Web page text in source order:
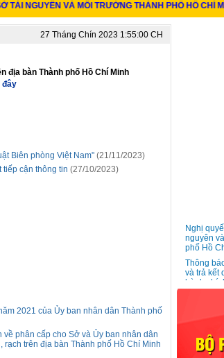
VÀ MÔI TRƯỜNG THÀNH PHỐ HỒ CHÍ MINH
27 Tháng Chín 2023 1:55:00 CH
địa bàn Thành phố Hồ Chí Minh
đây
Biên phòng Việt Nam" (21/11/2023)
tiếp cận thông tin (27/10/2023)
2021 của Ủy ban nhân dân Thành phố
phân cấp cho Sở và Ủy ban nhân dân
rạch trên địa bàn Thành phố Hồ Chí Minh
nguyên
phố Hồ
và trả kết
hành
Triển
thành
Hồ Chí
chóng
quyền”
chức và